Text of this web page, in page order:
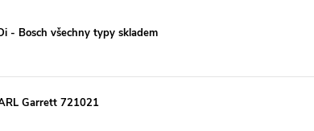
- Bosch všechny typy skladem
Garrett 721021